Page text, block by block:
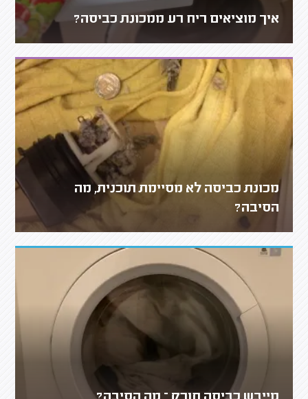
איך מוציאים ריח רע ממכונת כביסה?
מכונת כביסה לא מסיימת תוכנית, מה
הסיבה?